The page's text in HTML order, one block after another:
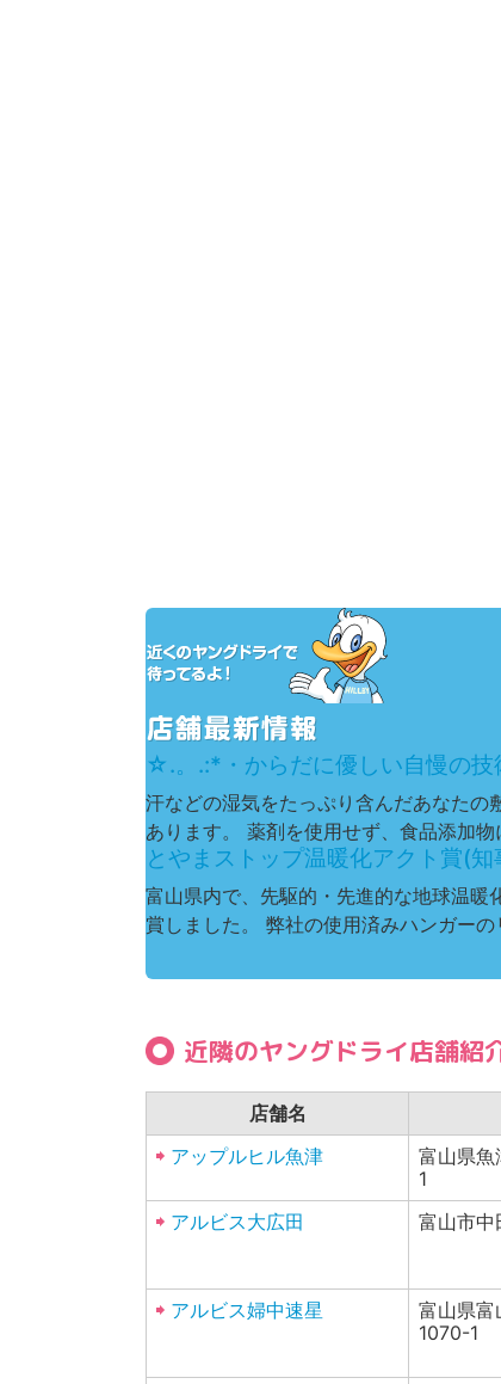
☆.。.:*・からだに優しい自慢の
汗などの湿気をたっぷり含んだあなたの
あります。 薬剤を使用せず、食品添加
とやまストップ温暖化アクト賞(
富山県内で、先駆的・先進的な地球温暖
賞しました。 弊社の使用済みハンガー
近隣のヤングドライ店舗紹
店舗名
アップルヒル魚津
富山県
1
アルビス大広田
富山市
アルビス婦中速星
富山県富
1070-1